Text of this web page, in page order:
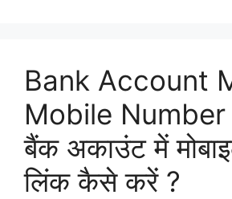
Bank Account
Mobile Number
बैंक अकाउंट में
लिंक कैसे करें ?